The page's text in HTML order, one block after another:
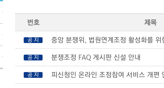
번호 제목
공 지 중앙 분쟁위, 법원연계조정 활성화를 위
공 지 분쟁조정 FAQ 게시판 신설 안내
공 지 피신청인 온라인 조정참여 서비스 개편